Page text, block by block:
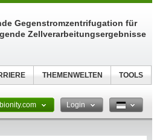
Login
Gegenstromzentrifugation für
Zellverarbeitungsergebnisse
THEMENWELTEN TOOLS